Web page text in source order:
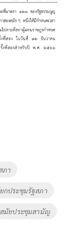
ภา
กประชุมรัฐสภา
สมัยประชุมสามัญ